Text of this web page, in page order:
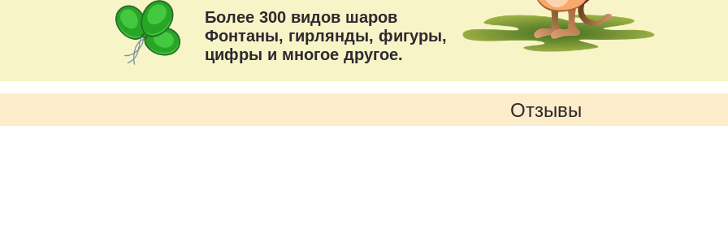
Более 300 видов шаров
Фонтаны, гирлянды, фигуры,
цифры и многое другое.
Отзывы